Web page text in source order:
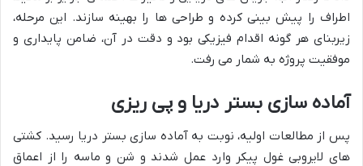
اطراف را پیش بینی کرده و طراحی ها را بهینه سازند. این مرحله،
زیربنای هر گونه اقدام فیزیکی بود و دقت در آن، ضامن پایداری و
موفقیت پروژه به شمار می رفت.
آماده سازی بستر دریا و پی ریزی
پس از مطالعات اولیه، نوبت به آماده سازی بستر دریا رسید. کشتی
های لایروبی غول پیکر وارد عمل شدند و شن و ماسه را از اعماق